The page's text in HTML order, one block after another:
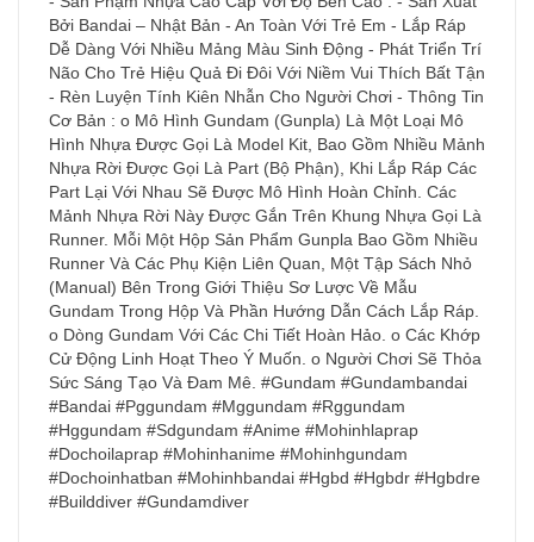
Bởi Bandai – Nhật Bản - An Toàn Với Trẻ Em - Lắp Ráp
Dễ Dàng Với Nhiều Mảng Màu Sinh Động - Phát Triển Trí
Não Cho Trẻ Hiệu Quả Đi Đôi Với Niềm Vui Thích Bất Tận
- Rèn Luyện Tính Kiên Nhẫn Cho Người Chơi - Thông Tin
Cơ Bản : o Mô Hình Gundam (Gunpla) Là Một Loại Mô
Hình Nhựa Được Gọi Là Model Kit, Bao Gồm Nhiều Mảnh
Nhựa Rời Được Gọi Là Part (Bộ Phận), Khi Lắp Ráp Các
Part Lại Với Nhau Sẽ Được Mô Hình Hoàn Chỉnh. Các
Mảnh Nhựa Rời Này Được Gắn Trên Khung Nhựa Gọi Là
Runner. Mỗi Một Hộp Sản Phẩm Gunpla Bao Gồm Nhiều
Runner Và Các Phụ Kiện Liên Quan, Một Tập Sách Nhỏ
(Manual) Bên Trong Giới Thiệu Sơ Lược Về Mẫu
Gundam Trong Hộp Và Phần Hướng Dẫn Cách Lắp Ráp.
o Dòng Gundam Với Các Chi Tiết Hoàn Hảo. o Các Khớp
Cử Động Linh Hoạt Theo Ý Muốn. o Người Chơi Sẽ Thỏa
Sức Sáng Tạo Và Đam Mê. #Gundam #Gundambandai
#Bandai #Pggundam #Mggundam #Rggundam
#Hggundam #Sdgundam #Anime #Mohinhlaprap
#Dochoilaprap #Mohinhanime #Mohinhgundam
#Dochoinhatban #Mohinhbandai #Hgbd #Hgbdr #Hgbdre
#Builddiver #Gundamdiver